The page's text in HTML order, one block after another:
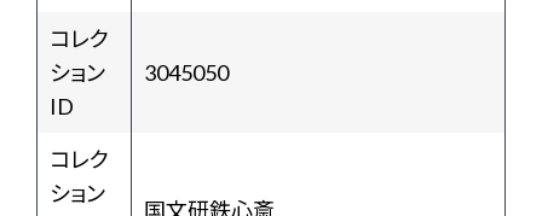
コレク
ション
ID
3045050
コレク
ション
国文研鉄心斎